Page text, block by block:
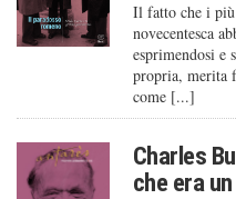
Il fatto che i più
novecentesca
esprimendosi e
propria, merita
come [...]
Charles
che era